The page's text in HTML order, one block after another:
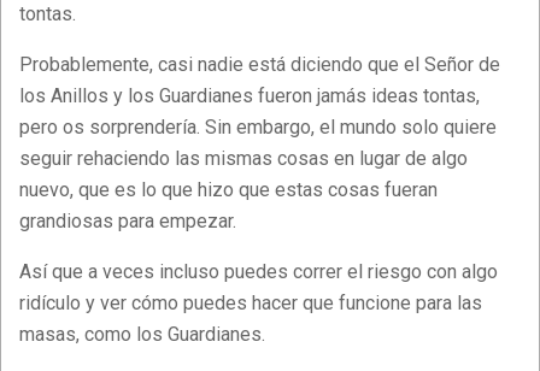
tontas.
Probablemente, casi nadie está diciendo que el Señor de
los Anillos y los Guardianes fueron jamás ideas tontas,
pero os sorprendería. Sin embargo, el mundo solo quiere
seguir rehaciendo las mismas cosas en lugar de algo
nuevo, que es lo que hizo que estas cosas fueran
grandiosas para empezar.
Así que a veces incluso puedes correr el riesgo con algo
ridículo y ver cómo puedes hacer que funcione para las
masas, como los Guardianes.